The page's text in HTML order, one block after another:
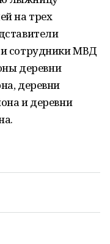
на трех
сотрудники МВД
деревни
деревни
и деревни